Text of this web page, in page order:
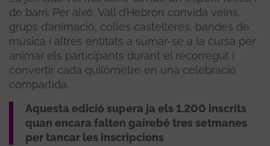
de barri. Per això, Vall d’Hebron convida veïns,
grups d’animació, colles castelleres, bandes de
música i altres entitats a sumar-se a la cursa per
animar els participants durant el recorregut i
convertir cada quilòmetre en una celebració
compartida.
Aquesta edició supera ja els 1.200 inscrits
quan encara falten gairebé tres setmanes
per tancar les inscripcions